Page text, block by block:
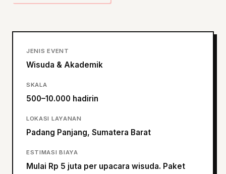
JENIS EVENT
Wisuda & Akademik
SKALA
500–10.000 hadirin
LOKASI LAYANAN
Padang Panjang, Sumatera Barat
ESTIMASI BIAYA
Mulai Rp 5 juta per upacara wisuda. Paket